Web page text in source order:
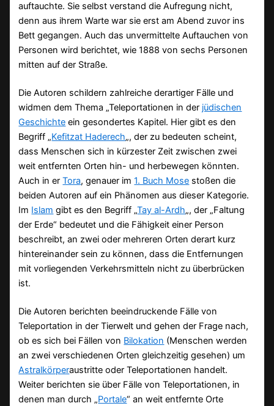
auftauchte. Sie selbst verstand die Aufregung nicht,
denn aus ihrem Warte war sie erst am Abend zuvor ins
Bett gegangen. Auch das unvermittelte Auftauchen von
Personen wird berichtet, wie 1888 von sechs Personen
mitten auf der Straße.
Die Autoren schildern zahlreiche derartiger Fälle und
widmen dem Thema „Teleportationen in der jüdischen
Geschichte ein gesondertes Kapitel. Hier gibt es den
Begriff „Kefitzat Haderech„, der zu bedeuten scheint,
dass Menschen sich in kürzester Zeit zwischen zwei
weit entfernten Orten hin- und herbewegen könnten.
Auch in erTora, genauer im1. Buch Mose stoßen die
beiden Autoren auf ein Phänomen aus dieser Kategorie.
Im Islam gibt es den Begriff „Tay al-Ardh„, der „Faltung
der Erde“ bedeutet und die Fähigkeit einer Person
beschreibt, an zwei oder mehreren Orten derart kurz
hintereinander sein zu können, dass die Entfernungen
mit vorliegenden Verkehrsmitteln nicht zu überbrücken
ist.
Die Autoren berichten beeindruckende Fälle von
Teleportation in der Tierwelt und gehen der Frage nach,
ob es sich bei Fällen von Bilokation (Menschen werden
an zwei verschiedenen Orten gleichzeitig gesehen) um
Astralkörperaustritte oder Teleportationen handelt.
Weiter berichten sie über Fälle von Teleportationen, in
denen man durch „Portale“ an weit entfernte Orte